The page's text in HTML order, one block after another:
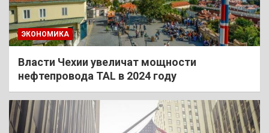
ЭКОНОМИКА
Власти Чехии увеличат мощности
нефтепровода TAL в 2024 году